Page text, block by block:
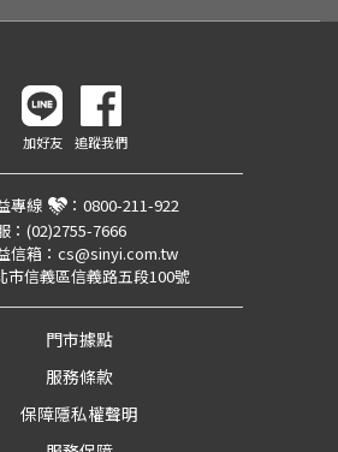
加好友 追蹤我們
專線 ： 0800-211-922
： (02)2755-7666
信箱： cs@sinyi.com.tw
市信義區信義路五段100號
門市據點
服務條款
保障隱私權聲明